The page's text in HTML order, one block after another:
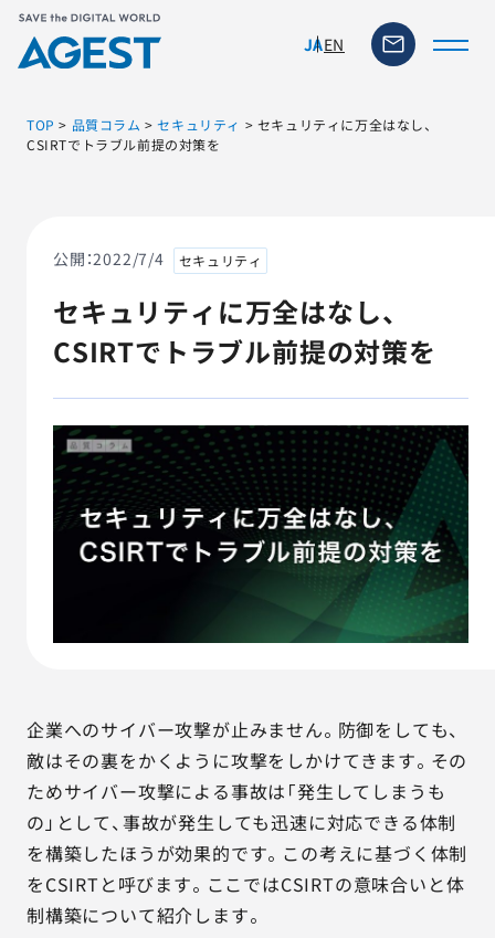
JAEN
ソリューション・サービス
脆弱性リスク管理ツール
ニュース
AGESTの強み
セミナー・イベント
会社情報
サービス詳細資料 見積・お問い合わせ
サービスお問い合わせ専用番号
03-6865-4864
TOP > 品質コラム >セキュリティ > セキュリティに万全はなし、
CSIRTでトラブル前提の対策を
公開：2022/7/4 セキュリティ
セキュリティに万全はなし、
CSIRTでトラブル前提の対策を
企業へのサイバー攻撃が止みません。防御をしても、
敵はその裏をかくように攻撃をしかけてきます。その
ためサイバー攻撃による事故は「発生してしまうも
の」として、事故が発生しても迅速に対応できる体制
を構築したほうが効果的です。この考えに基づく体制
をCSIRTと呼びます。ここではCSIRTの意味合いと体
制構築について紹介します。